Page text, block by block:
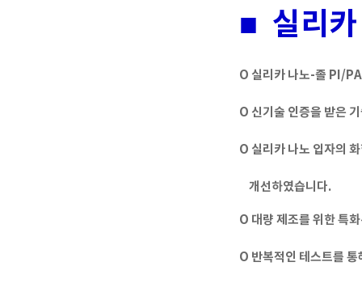
■ 실리
O 실리카 나노-졸 PI/
O 신기술 인증을 받은
O 실리카 나노 입자의
개선하였습니다.
O 대량 제조를 위한 특
O 반복적인 테스트를